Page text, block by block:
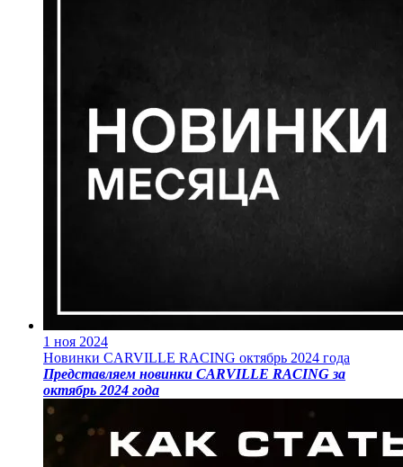
1 ноя 2024
Новинки CARVILLE RACING октябрь 2024 года
Представляем новинки CARVILLE RACING за
октябрь 2024 года